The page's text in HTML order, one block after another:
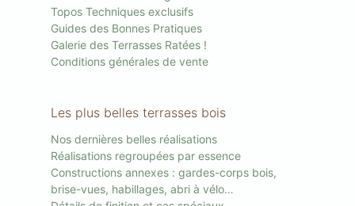
Topos Techniques exclusifs
Guides des Bonnes Pratiques
Galerie des Terrasses Ratées !
Conditions générales de vente
Les plus belles terrasses bois
Nos dernières belles réalisations
Réalisations regroupées par essence
Constructions annexes : gardes-corps bois,
brise-vues, habillages, abri à vélo…